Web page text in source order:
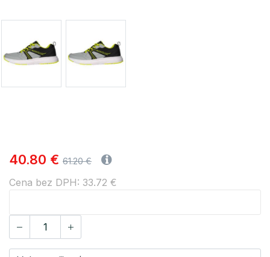
40.80 € 61.20 €
Cena bez DPH: 33.72 €